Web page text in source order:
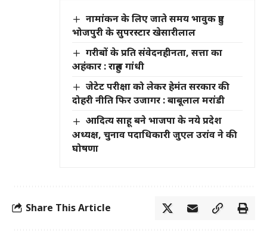
नामांकन के लिए जाते समय भावुक हुए
भोजपुरी के सुपरस्टार खेसारीलाल
गरीबों के प्रति संवेदनहीनता, सत्ता का
अहंकार : राहुल गांधी
जेटेट परीक्षा को लेकर हेमंत सरकार की
दोहरी नीति फिर उजागर : बाबूलाल मरांडी
आदित्य साहू बने भाजपा के नये प्रदेश
अध्यक्ष, चुनाव पदाधिकारी जुएल उरांव ने की
घोषणा
Share This Article